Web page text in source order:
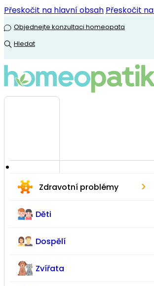
Přeskočit na hlavní obsah Přeskočit
Objednejte konzultaci homeopata
Hledat
Zdravotní problémy ›
Děti
Dospělí
Zvířata